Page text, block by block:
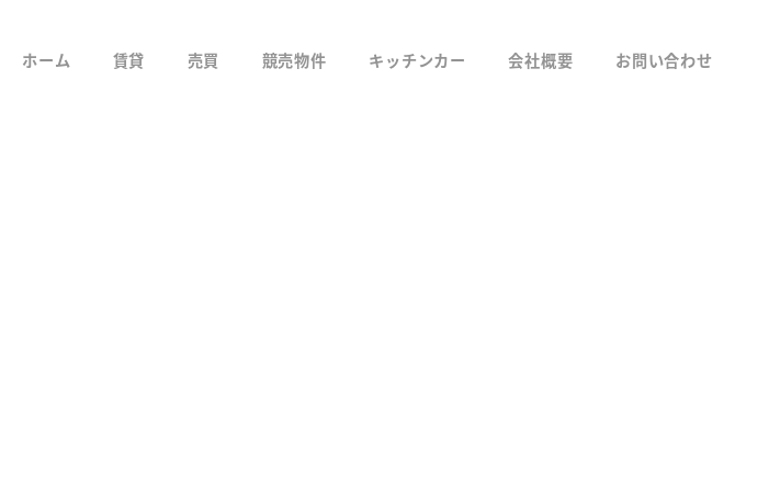
ホーム 賃貸 売買 競売物件 キッチンカー 会社概要
お問い合わせ